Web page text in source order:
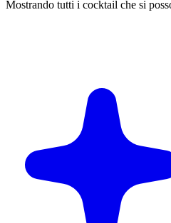
Mostrando tutti i cocktail che si